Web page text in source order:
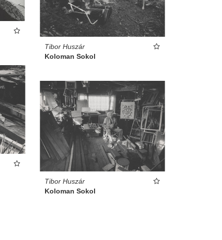
Tibor Huszár
Koloman Sokol
Tibor Huszár
Koloman Sokol